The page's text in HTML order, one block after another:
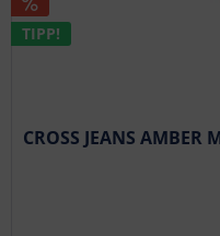
TIPP!
CROSS JEANS